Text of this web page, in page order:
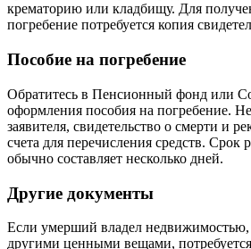
крематорию или кладбищу. Для
погребение потребуется копия
Пособие на погребение
Обратитесь в Пенсионный фонд или
оформления пособия на погребение.
заявителя, свидетельство о смерти и
счета для перечисления средств. Срок
обычно составляет несколько дней.
Другие документы
Если умерший владел
другими ценными вещами,